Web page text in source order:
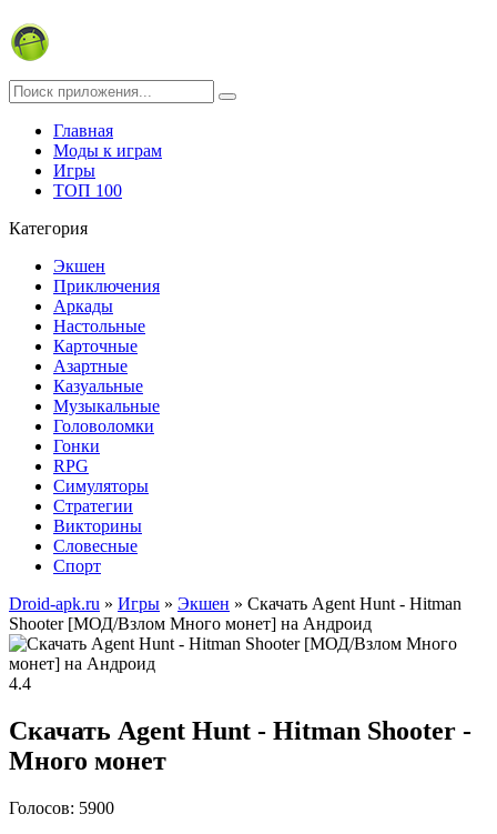
Главная
Моды к играм
Игры
ТОП 100
Категория
Экшен
Приключения
Аркады
Настольные
Карточные
Азартные
Казуальные
Музыкальные
Головоломки
Гонки
RPG
Симуляторы
Стратегии
Викторины
Словесные
Спорт
Droid-apk.ru » Игры » Экшен » Скачать Agent Hunt - Hitman
Shooter [МОД/Взлом Много монет] на Андроид
4.4
Скачать Agent Hunt - Hitman Shooter -
Много монет
Голосов: 5900